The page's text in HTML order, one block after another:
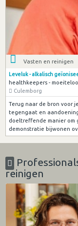
Vasten en reinigen
Leveluk - alkalisch
healthkeepers -
Culemborg
Terug naar de bron voor
tegengaat en
doeltreffende manier om
demonstratie bijwonen
reinigen